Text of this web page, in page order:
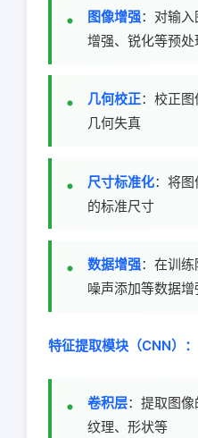
图像增强：对输
增强、锐化等预处
几何校正：校正
几何失真
尺寸标准化：将
的标准尺寸
数据增强：在训练
噪声添加等数据
特征提取模块（CNN）：
卷积层：提取图像
纹理、形状等